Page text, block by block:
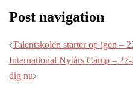
Post navigation
Talentskolen starter op igen –
International Nytårs Camp –
dig nu